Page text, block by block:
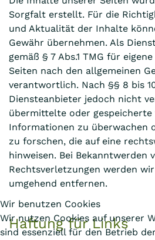
Sorgfalt erstellt. Für die
und Aktualität der Inhalte
Gewähr übernehmen. Als
gemäß § 7 Abs.1 TMG für
Seiten nach den allgemeinen
verantwortlich. Nach §§ 8 bis
Diensteanbieter jedoch nicht
übermittelte oder gespeicherte
Informationen zu überwachen
zu forschen, die auf eine
hinweisen. Bei Bekanntwerden
Rechtsverletzungen werden
umgehend entfernen.
Haftung für Links
Wir benutzen Cookies
Wir nutzen Cookies auf unserer
sind essenziell für den Betrieb